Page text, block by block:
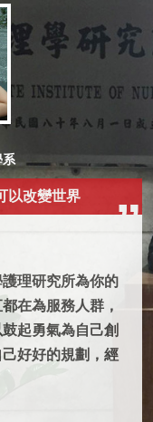
系
以改變世界
理研究所為你的
在為服務人群，
起勇氣為自己創
好好的規劃，經